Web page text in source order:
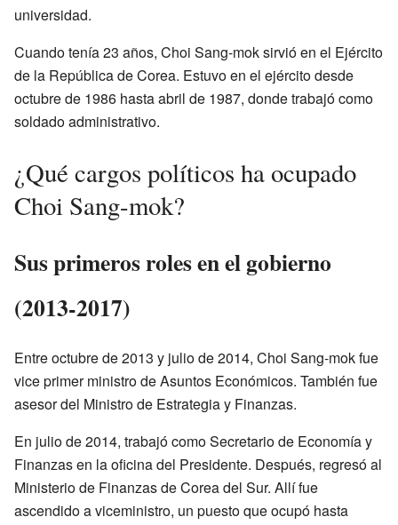
universidad.
Cuando tenía 23 años, Choi Sang-mok sirvió en el Ejército
de la República de Corea. Estuvo en el ejército desde
octubre de 1986 hasta abril de 1987, donde trabajó como
soldado administrativo.
¿Qué cargos políticos ha ocupado
Choi Sang-mok?
Sus primeros roles en el gobierno
(2013-2017)
Entre octubre de 2013 y julio de 2014, Choi Sang-mok fue
vice primer ministro de Asuntos Económicos. También fue
asesor del Ministro de Estrategia y Finanzas.
En julio de 2014, trabajó como Secretario de Economía y
Finanzas en la oficina del Presidente. Después, regresó al
Ministerio de Finanzas de Corea del Sur. Allí fue
ascendido a viceministro, un puesto que ocupó hasta